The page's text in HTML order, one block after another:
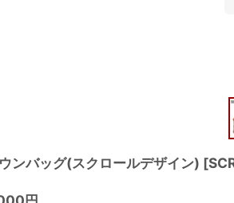
ンバッグ(スクロールデザイン) [